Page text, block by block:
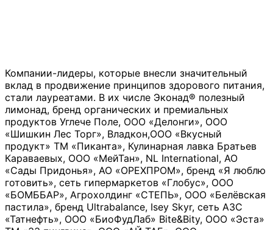
Компании-лидеры, которые внесли значительный
вклад в продвижение принципов здорового питания,
стали лауреатами. В их числе Эконад® полезный
лимонад, бренд органических и премиальных
продуктов Углече Поле, ООО «Делонги», ООО
«Шишкин Лес Торг», Владкон,ООО «Вкусный
продукт» ТМ «Пиканта», Кулинарная лавка Братьев
Караваевых, ООО «МейТан», NL International, АО
«Сады Придонья», АО «ОРЕХПРОМ», бренд «Я люблю
готовить», сеть гипермаркетов «Глобус», ООО
«БОМББАР», Агрохолдинг «СТЕПЬ», ООО «Белёвская
пастила», бренд Ultrabalance, Isey Skyr, сеть АЗС
«Татнефть», ООО «БиоФудЛаб» Bite&Bity, ООО «Эста»